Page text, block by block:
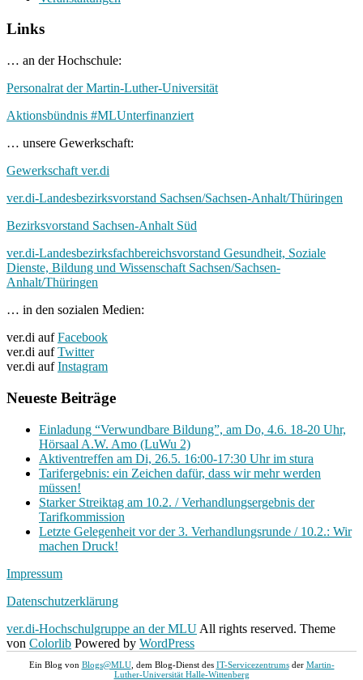
Links
… an der Hochschule:
Personalrat der Martin-Luther-Universität
Aktionsbündnis #MLUnterfinanziert
… unsere Gewerkschaft:
Gewerkschaft ver.di
ver.di-Landesbezirksvorstand Sachsen/Sachsen-Anhalt/Thüringen
Bezirksvorstand Sachsen-Anhalt Süd
ver.di-Landesbezirksfachbereichsvorstand Gesundheit, Soziale
Dienste, Bildung und Wissenschaft Sachsen/Sachsen-
Anhalt/Thüringen
… in den sozialen Medien:
ver.di aufFacebook
ver.di aufTwitter
ver.di aufInstagram
Neueste Beiträge
Einladung “Verwundbare Bildung”, am Do, 4.6. 18-20 Uhr,
Hörsaal A.W. Amo (LuWu 2)
Aktiventreffen am Di, 26.5. 16:00-17:30 Uhr im stura
Tarifergebnis: ein Zeichen dafür, dass wir mehr werden
müssen!
Starker Streiktag am 10.2. / Verhandlungsergebnis der
Tarifkommission
Letzte Gelegenheit vor der 3. Verhandlungsrunde / 10.2.: Wir
machen Druck!
Impressum
Datenschutzerklärung
ver.di-Hochschulgruppe an der MLU All rights reserved. Theme
von Colorlib Powered by WordPress
Ein Blog von Blogs@MLU, dem Blog-Dienst des IT-Servicezentrumsder Martin-
Luther-Universität Halle-Wittenberg